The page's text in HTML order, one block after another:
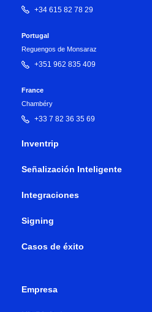
+34 615 82 78 29
Portugal
Reguengos de Monsaraz
+351 962 835 409
France
Chambéry
+33 7 82 36 35 69
Inventrip
Señalización Inteligente
Integraciones
Signing
Casos de éxito
Empresa